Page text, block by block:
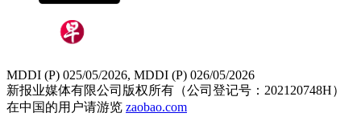
MDDI (P) 025/05/2026, MDDI (P) 026/05/2026
新报业媒体有限公司版权所有（公司登记号：202120748H）
在中国的用户请游览 zaobao.com